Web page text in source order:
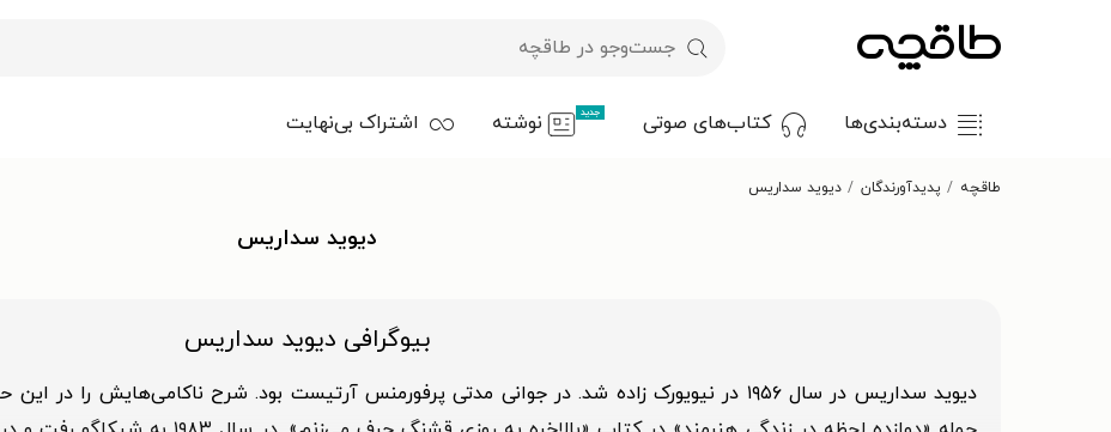
دسته‌بندی‌ها کتاب‌های صوتی جدید نوشته اشتراک بی‌نهایت
طاقچه پدیدآورندگان دیوید سداریس
دیوید سداریس
بیوگرافی دیوید سداریس
دیوید سداریس در سال ۱۹۵۶ در نیویورک زاده شد. در جوانی مدتی پرفورمنس آرتیست بود. شرح ناکامی‌هایش